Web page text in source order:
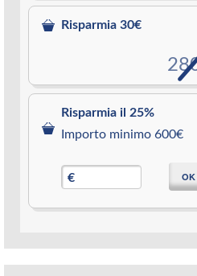
Risparmia 30€
Risparmia il 25%
Importo minimo 600€
€ OK